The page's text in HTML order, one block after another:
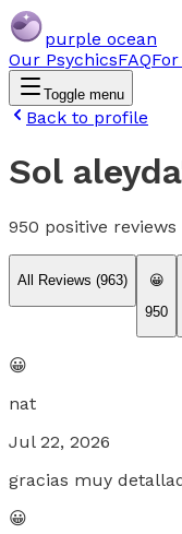
purple ocean
Our PsychicsFAQ
Toggle menu
Back to profile
Sol aleyda
950 positive reviews
All Reviews (963)
😀
950
😀
nat
Jul 22, 2026
gracias muy
😀